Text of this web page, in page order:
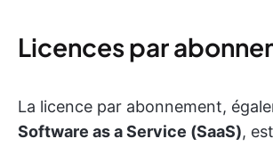
Licences par
La licence par abonnement,
Software as a Service (SaaS),